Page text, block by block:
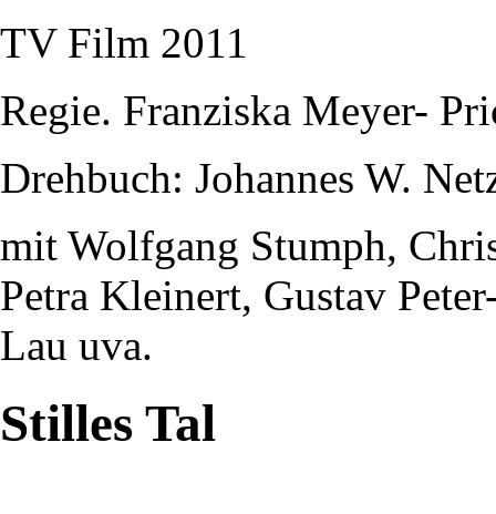
TV Film 2011
Regie. Franziska Meyer-
Drehbuch: Johannes W.
mit Wolfgang Stumph,
Petra Kleinert, Gustav
Lau uva.
Stilles Tal